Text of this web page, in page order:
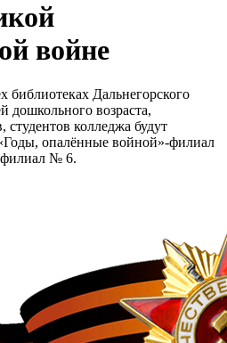
войне
библиотеках Дальнегорского
дошкольного возраста,
студентов колледжа будут
опалённые войной»-филиал
№ 6.